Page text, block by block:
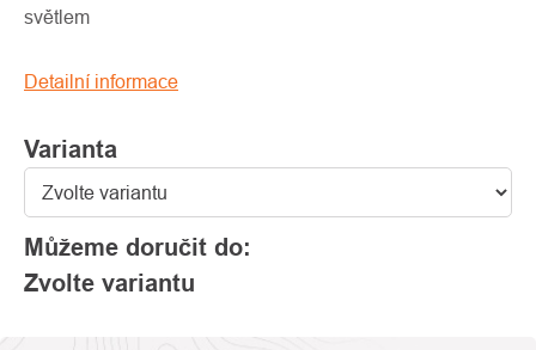
5
Varianta
Můžeme doručit do:
Zvolte variantu
světlem
Detailní informace